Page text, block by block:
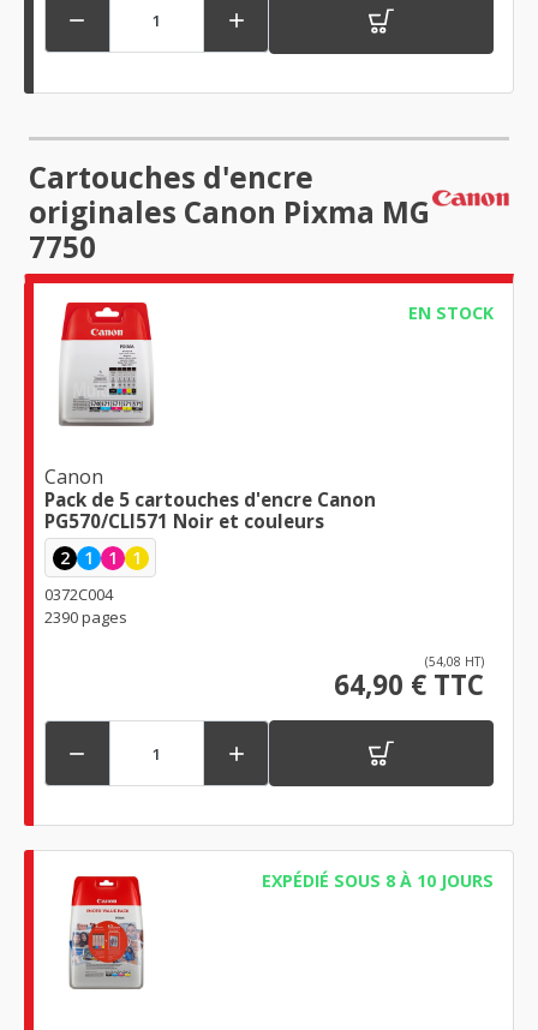
 
Cartouches d'encre
originales Canon Pixma MG
7750
EN STOCK
Canon
Pack de 5 cartouches d'encre Canon
PG570/CLI571 Noir et couleurs
2 1 1 1
0372C004
2390 pages
(54,08 HT)
64,90 € TTC
 
EXPÉDIÉ SOUS 8 À 10 JOURS